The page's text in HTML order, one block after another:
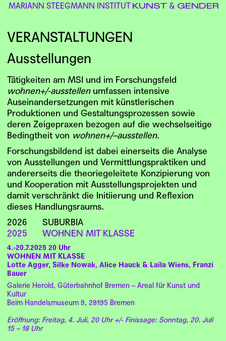
MARIANN STEEGMANN INSTITUT KUNST &GENDER
VERANSTALTUNGEN
Ausstellungen
Tätigkeiten am MSI und im Forschungsfeld
wohnen+/-ausstellenumfassen intensive
Auseinandersetzungen mit künstlerischen
Produktionen und Gestaltungsprozessen sowie
deren Zeigepraxen bezogen auf die wechselseitige
Bedingtheit von wohnen+/–ausstellen.
Forschungsbildend ist dabei einerseits die Analyse
von Ausstellungen und Vermittlungspraktiken und
andererseits die theoriegeleitete Konzipierung von
und Kooperation mit Ausstellungsprojekten und
damit verschränkt die Initiierung und Reflexion
dieses Handlungsraums.
2026
SUBURBIA
2025
WOHNEN MIT KLASSE
4.-20.7.2025 20 Uhr
WOHNEN MIT KLASSE
Lotte Agger, Silke Nowak, Alice Hauck & Laila Wiens, Franzi
Bauer
Galerie Herold, Güterbahnhof Bremen – Areal für Kunst und
Kultur
Beim Handelsmuseum 9, 28195 Bremen
Eröffnung: Freitag, 4. Juli, 20 Uhr +/- Finissage: Sonntag, 20. Juli
15 – 18 Uhr